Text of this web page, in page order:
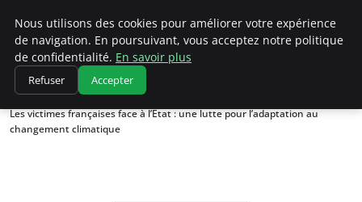
Climatedebtagents
Accueil
Changements climatiques
Les victimes françaises face à l’Etat : une lutte pour l’adaptation au
changement climatique
Nous utilisons des cookies pour améliorer votre expérience
de navigation. En poursuivant, vous acceptez notre politique
de confidentialité. En savoir plus
Refuser Accepter